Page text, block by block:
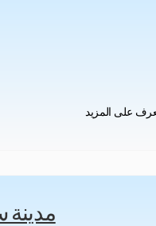
على المزيد